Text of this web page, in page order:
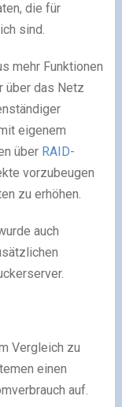
die für
sind.
mehr Funktionen
über das Netz
eigenem
über RAID-
vorzubeugen
zu erhöhen.
auch
Vergleich zu
einen
auf.